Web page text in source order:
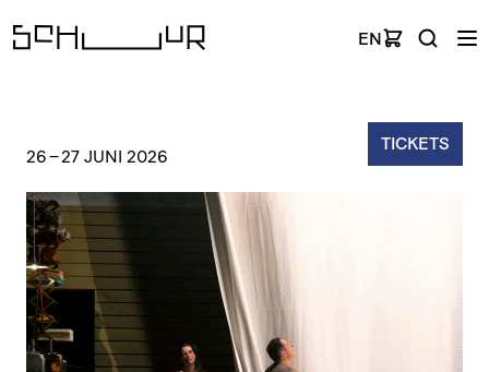
EN
TICKETS
26–27 JUNI 2026